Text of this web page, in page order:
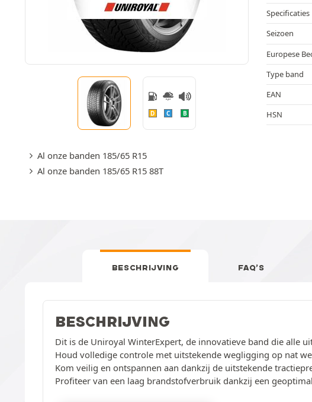
D C B
Al onze banden 185/65 R15
Al onze banden 185/65 R15 88T
Specificaties
Seizoen
Europese
Type band
EAN
HSN
BESCHRIJVING FAQ’S
BESCHRIJVING
Dit is de Uniroyal WinterExpert, de innovatieve band die alle
Houd volledige controle met uitstekende wegligging op nat
Kom veilig en ontspannen aan dankzij de uitstekende
Profiteer van een laag brandstofverbruik dankzij een